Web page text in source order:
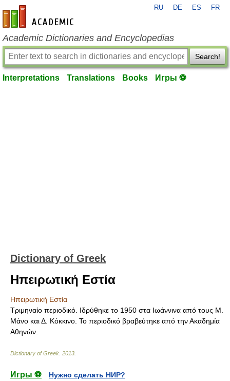
en-academic.com
RU DE ES FR
Academic Dictionaries and Encyclopedias
Search!
Interpretations Translations Books Игры ⚽
Dictionary of Greek
Ηπειρωτική Εστία
Ηπειρωτική Εστία
Τριμηναίο περιοδικό. Ιδρύθηκε το 1950 στα Ιωάννινα από τους Μ.
Μάνο και Δ. Κόκκινο. Το περιοδικό βραβεύτηκε από την Ακαδημία
Αθηνών.
Dictionary of Greek 2013
Игры ⚽
Нужно сделать НИР?